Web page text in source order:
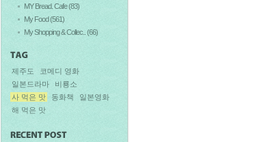
MY Bread. Cafe(83)
My Food(561)
My Shopping & Collec.. (66)
제주도
코메디 영화
일본드라마
비룡소
사 먹은 맛
동화책
일본영화
해 먹은 맛